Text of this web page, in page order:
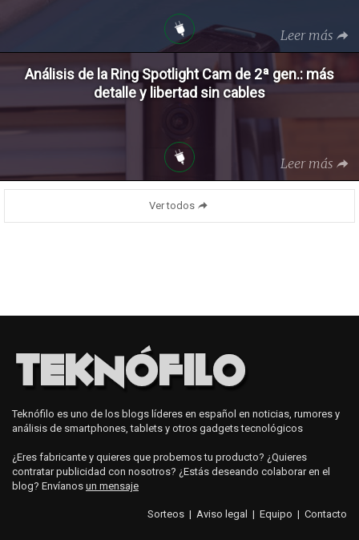
Leer más
Análisis de la Ring Spotlight Cam de 2ª gen.: más
detalle y libertad sin cables
Leer más
Ver todos
Teknófilo es uno de los blogs líderes en español en noticias, rumores y
análisis de smartphones, tablets y otros gadgets tecnológicos
¿Eres fabricante y quieres que probemos tu producto? ¿Quieres
contratar publicidad con nosotros? ¿Estás deseando colaborar en el
blog? Envíanos un mensaje
Sorteos | Aviso legal | Equipo | Contacto